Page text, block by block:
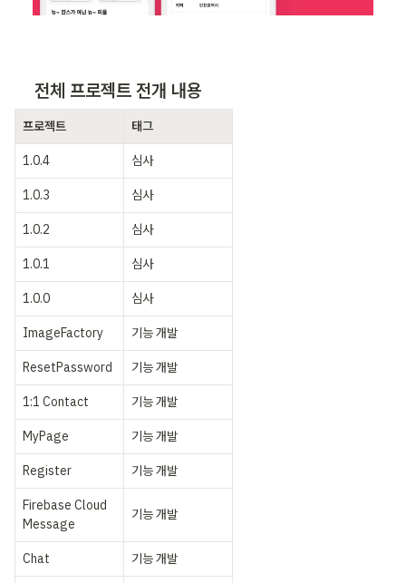
전체 프로젝트 전개 내용
프로젝트 태그
1.0.4 심사
1.0.3 심사
1.0.2 심사
1.0.1 심사
1.0.0 심사
ImageFactory 기능 개발
ResetPassword 기능 개발
1:1 Contact 기능 개발
MyPage 기능 개발
Register 기능 개발
Firebase Cloud
Message
기능 개발
Chat 기능 개발